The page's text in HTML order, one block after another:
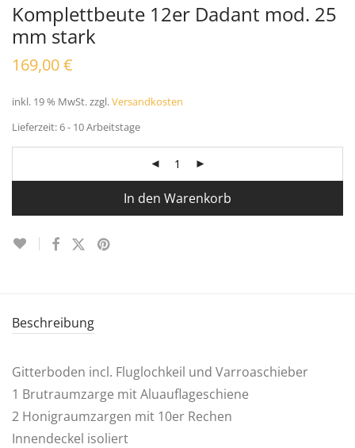
Komplettbeute 12er Dadant mod. 25
mm stark
169,00€
inkl. 19 % MwSt.zzgl.Versandkosten
Lieferzeit:6 - 10 Arbeitstage
In den Warenkorb
Beschreibung
Gitterboden incl. Fluglochkeil und Varroaschieber
1 Brutraumzarge mit Aluauflageschiene
2 Honigraumzargen mit 10er Rechen
Innendeckel isoliert